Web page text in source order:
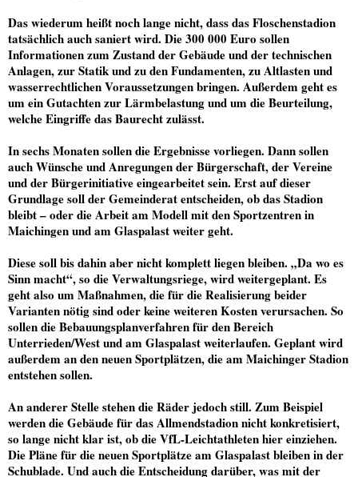
Das wiederum heißt noch lange nicht, dass das Floschenstadion
tatsächlich auch saniert wird. Die 300 000 Euro sollen
Informationen zum Zustand der Gebäude und der technischen
Anlagen, zur Statik und zu den Fundamenten, zu Altlasten und
wasserrechtlichen Voraussetzungen bringen. Außerdem geht es
um ein Gutachten zur Lärmbelastung und um die Beurteilung,
welche Eingriffe das Baurecht zulässt.
In sechs Monaten sollen die Ergebnisse vorliegen. Dann sollen
auch Wünsche und Anregungen der Bürgerschaft, der Vereine
und der Bürgerinitiative eingearbeitet sein. Erst auf dieser
Grundlage soll der Gemeinderat entscheiden, ob das Stadion
bleibt – oder die Arbeit am Modell mit den Sportzentren in
Maichingen und am Glaspalast weiter geht.
Diese soll bis dahin aber nicht komplett liegen bleiben. „Da wo es
Sinn macht“, so die Verwaltungsriege, wird weitergeplant. Es
geht also um Maßnahmen, die für die Realisierung beider
Varianten nötig sind oder keine weiteren Kosten verursachen. So
sollen die Bebauungsplanverfahren für den Bereich
Unterrieden/West und am Glaspalast weiterlaufen. Geplant wird
außerdem an den neuen Sportplätzen, die am Maichinger Stadion
entstehen sollen.
An anderer Stelle stehen die Räder jedoch still. Zum Beispiel
werden die Gebäude für das Allmendstadion nicht konkretisiert,
so lange nicht klar ist, ob die VfL-Leichtathleten hier einziehen.
Die Pläne für die neuen Sportplätze am Glaspalast bleiben in der
Schublade. Und auch die Entscheidung darüber, was mit der